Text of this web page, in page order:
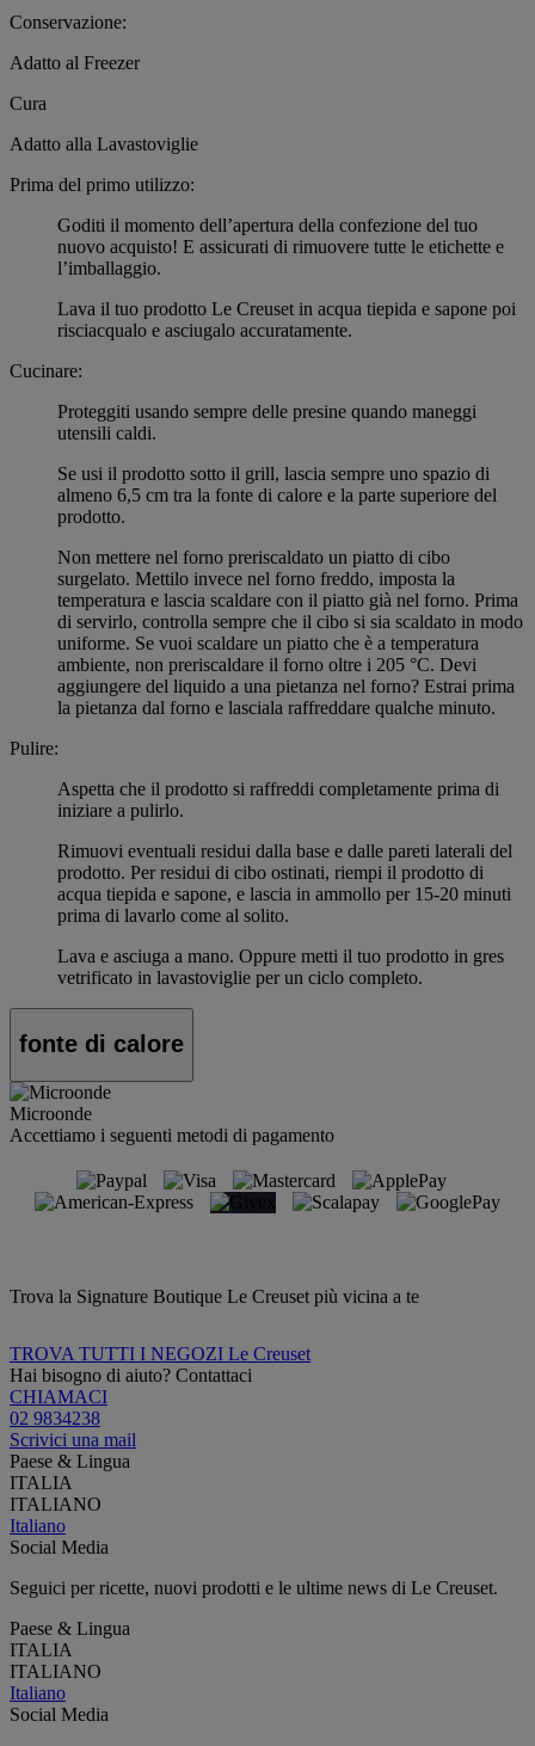
Conservazione:
Adatto al Freezer
Cura
Adatto alla Lavastoviglie
Prima del primo utilizzo:
Goditi il momento dell’apertura della confezione del tuo
nuovo acquisto! E assicurati di rimuovere tutte le etichette e
l’imballaggio.
Lava il tuo prodotto Le Creuset in acqua tiepida e sapone poi
risciacqualo e asciugalo accuratamente.
Cucinare:
Proteggiti usando sempre delle presine quando maneggi
utensili caldi.
Se usi il prodotto sotto il grill, lascia sempre uno spazio di
almeno 6,5 cm tra la fonte di calore e la parte superiore del
prodotto.
Non mettere nel forno preriscaldato un piatto di cibo
surgelato. Mettilo invece nel forno freddo, imposta la
temperatura e lascia scaldare con il piatto già nel forno. Prima
di servirlo, controlla sempre che il cibo si sia scaldato in modo
uniforme. Se vuoi scaldare un piatto che è a temperatura
ambiente, non preriscaldare il forno oltre i 205 °C. Devi
aggiungere del liquido a una pietanza nel forno? Estrai prima
la pietanza dal forno e lasciala raffreddare qualche minuto.
Pulire:
Aspetta che il prodotto si raffreddi completamente prima di
iniziare a pulirlo.
Rimuovi eventuali residui dalla base e dalle pareti laterali del
prodotto. Per residui di cibo ostinati, riempi il prodotto di
acqua tiepida e sapone, e lascia in ammollo per 15-20 minuti
prima di lavarlo come al solito.
Lava e asciuga a mano. Oppure metti il tuo prodotto in gres
vetrificato in lavastoviglie per un ciclo completo.
fonte di calore
Microonde
Accettiamo i seguenti metodi di pagamento
Trova la Signature Boutique Le Creuset più vicina a te
TROVA TUTTI I NEGOZI Le Creuset
Hai bisogno di aiuto? Contattaci
CHIAMACI
02 9834238
Scrivici una mail
Paese & Lingua
ITALIA
ITALIANO
Italiano
Social Media
Seguici per ricette, nuovi prodotti e le ultime news di Le Creuset.
Paese & Lingua
ITALIA
ITALIANO
Italiano
Social Media